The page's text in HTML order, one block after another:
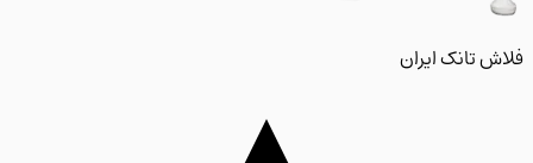
تانک ایران